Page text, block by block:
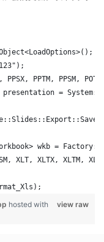
PPTM, PPSM,
presentation =
wkb =
XLT, XLTX, XLTM,
view raw
hosted with